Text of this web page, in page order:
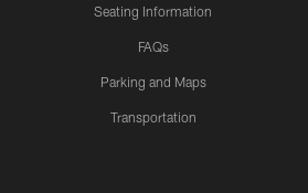
Seating Information
FAQs
Parking and Maps
Transportation